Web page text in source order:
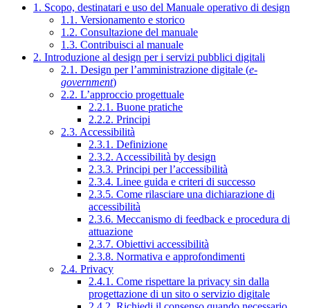
1. Scopo, destinatari e uso del Manuale operativo di design
1.1. Versionamento e storico
1.2. Consultazione del manuale
1.3. Contribuisci al manuale
2. Introduzione al design per i servizi pubblici digitali
2.1. Design per l’amministrazione digitale (e-
government)
2.2. L’approccio progettuale
2.2.1. Buone pratiche
2.2.2. Principi
2.3. Accessibilità
2.3.1. Definizione
2.3.2. Accessibilità by design
2.3.3. Principi per l’accessibilità
2.3.4. Linee guida e criteri di successo
2.3.5. Come rilasciare una dichiarazione di
accessibilità
2.3.6. Meccanismo di feedback e procedura di
attuazione
2.3.7. Obiettivi accessibilità
2.3.8. Normativa e approfondimenti
2.4. Privacy
2.4.1. Come rispettare la privacy sin dalla
progettazione di un sito o servizio digitale